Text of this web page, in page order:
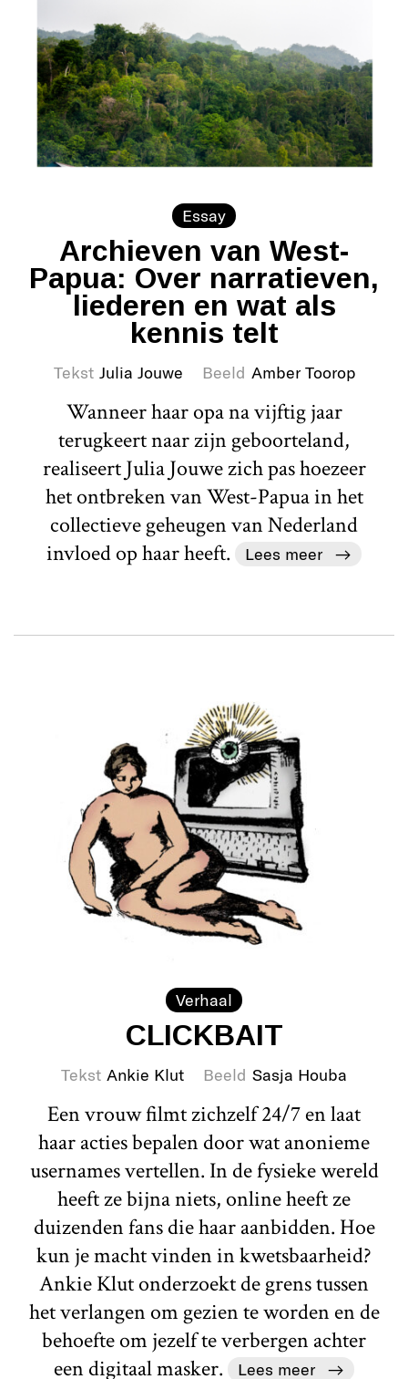
Essay
Archieven van West-
Papua: Over narratieven,
liederen en wat als
kennis telt
Tekst Julia Jouwe Beeld Amber Toorop
Wanneer haar opa na vijftig jaar
terugkeert naar zijn geboorteland,
realiseert Julia Jouwe zich pas hoezeer
het ontbreken van West-Papua in het
collectieve geheugen van Nederland
invloed op haar heeft.
Lees meer
Verhaal
CLICKBAIT
Tekst Ankie Klut Beeld Sasja Houba
Een vrouw filmt zichzelf 24/7 en laat
haar acties bepalen door wat anonieme
usernames vertellen. In de fysieke wereld
heeft ze bijna niets, online heeft ze
duizenden fans die haar aanbidden. Hoe
kun je macht vinden in kwetsbaarheid?
Ankie Klut onderzoekt de grens tussen
het verlangen om gezien te worden en de
behoefte om jezelf te verbergen achter
een digitaal masker.
Lees meer